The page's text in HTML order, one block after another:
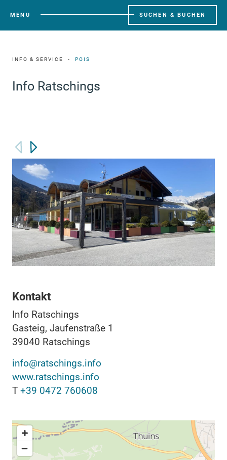
MENU SUCHEN & BUCHEN
INFO & SERVICE POIS
Info Ratschings
Kontakt
Info Ratschings
Gasteig, Jaufenstraße 1
39040 Ratschings
info@ratschings.info
www.ratschings.info
T +39 0472 760608